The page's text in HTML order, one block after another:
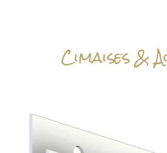
Cimaises &